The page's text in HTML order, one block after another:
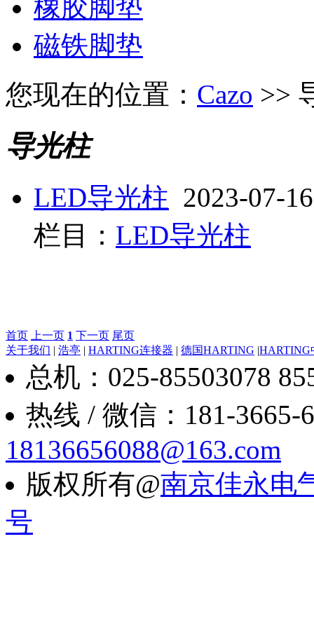
橡胶脚垫
磁铁脚垫
您现在的位置： Cazo >>
导光柱
LED导光柱 2023-07-
栏目： LED导光柱
首页 上一页 1 下一页 尾页
关于我们 | 浩亭 | HARTING连接器 | 德国HARTING |HARTING
总机：025-85503078
热线 / 微信：181-3665-
18136656088@163.com
版权所有@南京佳永电
号